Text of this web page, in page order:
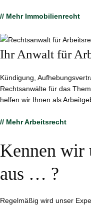
// Mehr Immobilienrecht
Ihr Anwalt für
Kündigung,
Rechtsanwälte für das
helfen wir Ihnen als
// Mehr Arbeitsrecht
Kennen wir
aus … ?
Regelmäßig wird unser